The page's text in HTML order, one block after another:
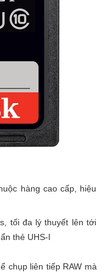
hàng cao cấp, hiệu
tối đa lý thuyết lên tới
thẻ UHS-I
chụp liên tiếp RAW mà